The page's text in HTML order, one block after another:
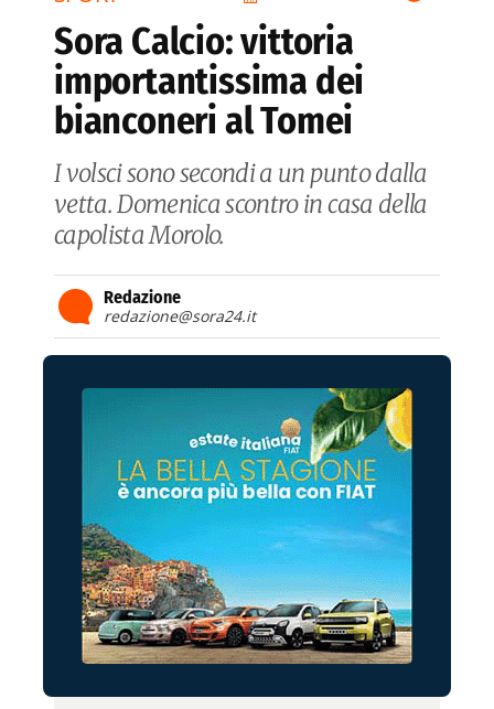
Sora Calcio: vittoria
importantissima dei
bianconeri al Tomei
I volsci sono secondi a un punto dalla
vetta. Domenica scontro in casa della
capolista Morolo.
Redazione
redazione@sora24.it